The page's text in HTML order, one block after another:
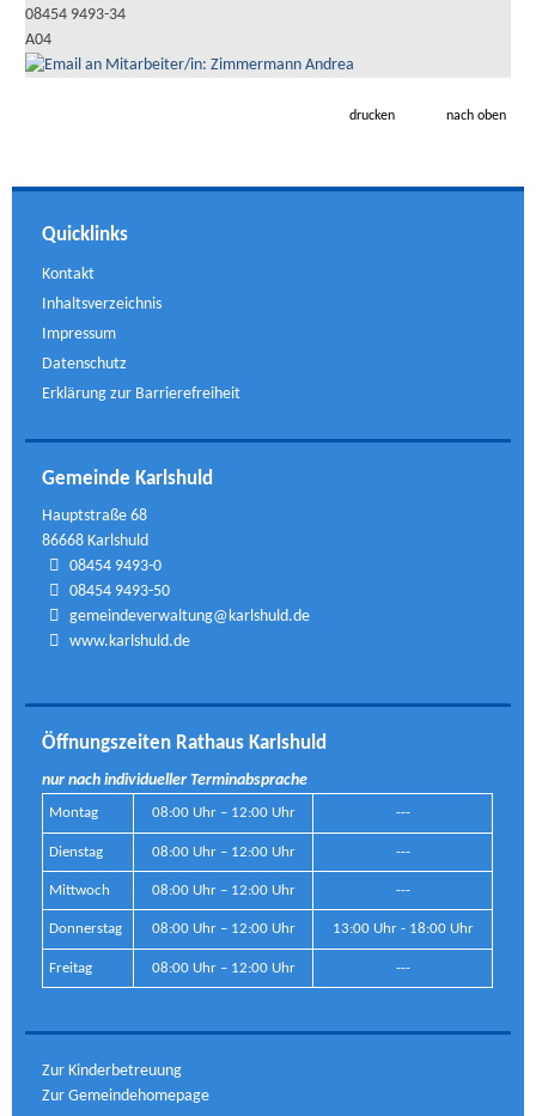
08454 9493-34
A04
drucken nach oben
Quicklinks
Kontakt
Inhaltsverzeichnis
Impressum
Datenschutz
Erklärung zur Barrierefreiheit
Gemeinde Karlshuld
Hauptstraße 68
86668 Karlshuld
08454 9493-0
08454 9493-50
gemeindeverwaltung@karlshuld.de
www.karlshuld.de
Öffnungszeiten Rathaus Karlshuld
nur nach individueller Terminabsprache
Montag 08:00 Uhr – 12:00 Uhr ---
Dienstag 08:00 Uhr – 12:00 Uhr ---
Mittwoch 08:00 Uhr – 12:00 Uhr ---
Donnerstag 08:00 Uhr – 12:00 Uhr 13:00 Uhr - 18:00 Uhr
Freitag 08:00 Uhr – 12:00 Uhr ---
Zur Kinderbetreuung
Zur Gemeindehomepage